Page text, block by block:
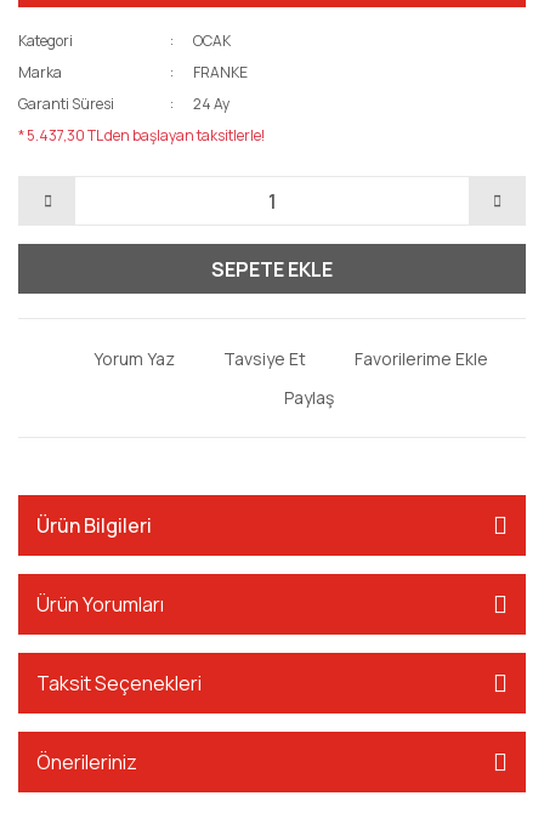
Kategori
OCAK
Marka
FRANKE
Garanti Süresi
24 Ay
* 5.437,30 TL den başlayan taksitlerle!
SEPETE EKLE
Yorum Yaz
Tavsiye Et
Paylaş
Ürün Bilgileri
Ürün Yorumları
Taksit Seçenekleri
Önerileriniz